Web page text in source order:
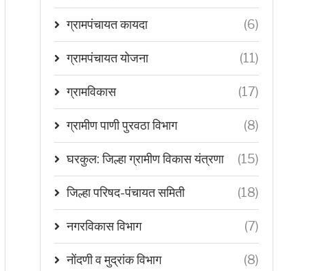
ग्रामपंचायत कायदा (6)
ग्रामपंचायत योजना (11)
ग्रामविकास (17)
ग्रामीण पाणी पुरवठा विभाग (8)
घरकुल: जिल्हा ग्रामीण विकास यंत्रणा (15)
जिल्हा परिषद-पंचायत समिती (18)
नगरविकास विभाग (7)
नोंदणी व मुद्रांक विभाग (8)